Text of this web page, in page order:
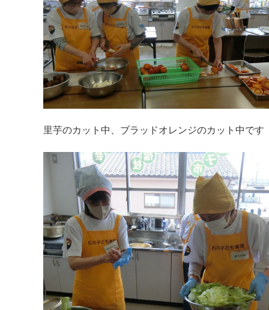
里芋のカット中、ブラッドオレンジのカット中です